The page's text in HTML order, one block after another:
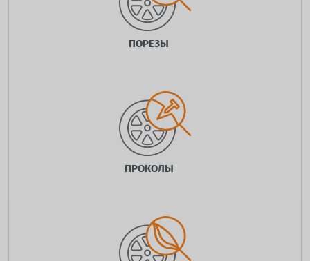
ПОРЕЗЫ
ПРОКОЛЫ